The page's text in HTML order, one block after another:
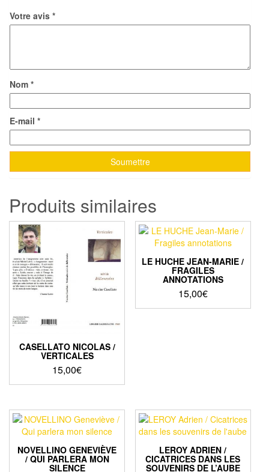
Votre avis *
Nom *
E-mail *
Produits similaires
CASELLATO NICOLAS /
VERTICALES
15,00€
LE HUCHE JEAN-MARIE /
FRAGILES
ANNOTATIONS
15,00€
NOVELLINO GENEVIÈVE
/ QUI PARLERA MON
SILENCE
LEROY ADRIEN /
CICATRICES DANS LES
SOUVENIRS DE L’AUBE